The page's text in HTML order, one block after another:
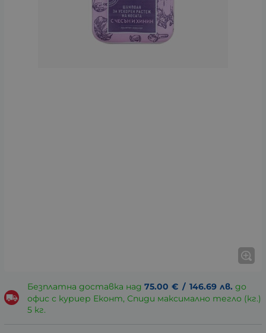
Безплатна доставка над 75.00 € / 146.69 лв. до
офис с куриер Еконт, Спиди максимално тегло (кг.)
5 кг.